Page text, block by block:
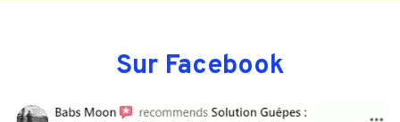
Sur Facebook